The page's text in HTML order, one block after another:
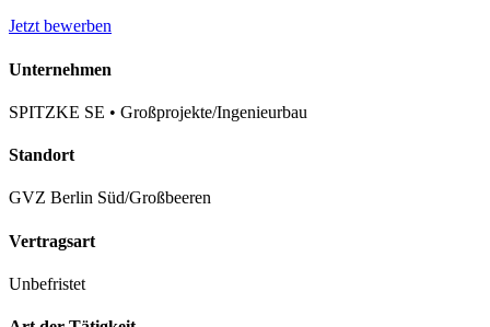
Jetzt bewerben
Unternehmen
SPITZKE SE • Großprojekte/Ingenieurbau
Standort
GVZ Berlin Süd/Großbeeren
Vertragsart
Unbefristet